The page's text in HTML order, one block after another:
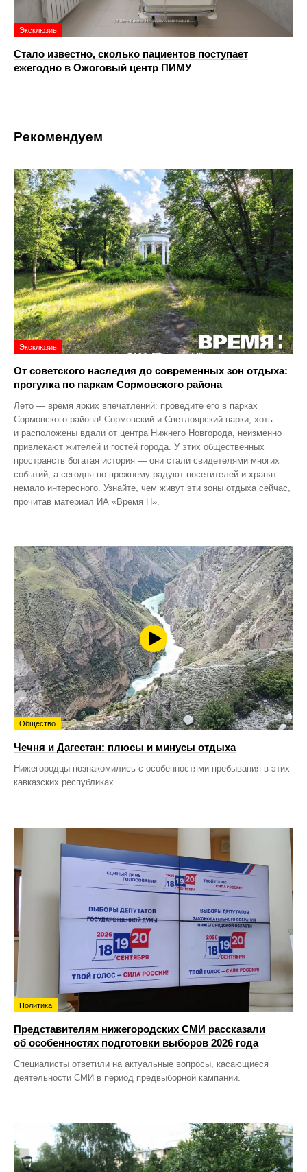
Эксклюзив
Стало известно, сколько пациентов поступает
ежегодно в Ожоговый центр ПИМУ
Рекомендуем
Эксклюзив
От советского наследия до современных зон отдыха:
прогулка по паркам Сормовского района
Лето — время ярких впечатлений: проведите его в парках
Сормовского района! Сормовский и Светлоярский парки, хоть
и расположены вдали от центра Нижнего Новгорода, неизменно
привлекают жителей и гостей города. У этих общественных
пространств богатая история — они стали свидетелями многих
событий, а сегодня по‑прежнему радуют посетителей и хранят
немало интересного. Узнайте, чем живут эти зоны отдыха сейчас,
прочитав материал ИА «Время Н».
Общество
Чечня и Дагестан: плюсы и минусы отдыха
Нижегородцы познакомились с особенностями пребывания в этих
кавказских республиках.
Политика
Представителям нижегородских СМИ рассказали
об особенностях подготовки выборов 2026 года
Специалисты ответили на актуальные вопросы, касающиеся
деятельности СМИ в период предвыборной кампании.